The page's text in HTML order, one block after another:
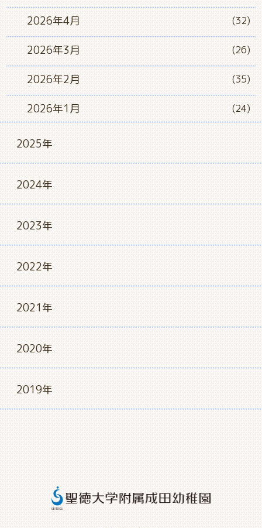
2026年4月 (32)
2026年3月 (26)
2026年2月 (35)
2026年1月 (24)
2025年
2024年
2023年
2022年
2021年
2020年
2019年